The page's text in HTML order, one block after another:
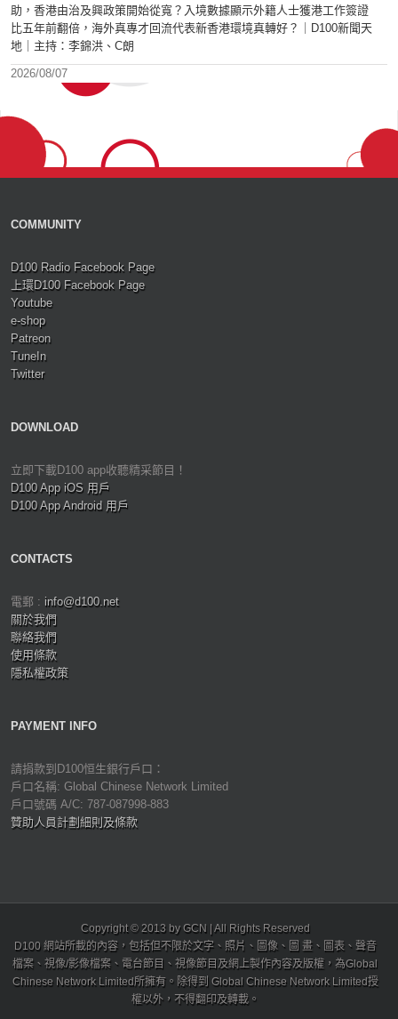
助，香港由治及興政策開始從寬？入境數據顯示外籍人士獲港工作簽證
比五年前翻倍，海外真專才回流代表新香港環境真轉好？｜D100新聞天
地｜主持：李錦洪、C朗
2026/08/07
COMMUNITY
D100 Radio Facebook Page
上環D100 Facebook Page
Youtube
e-shop
Patreon
TuneIn
Twitter
DOWNLOAD
立即下載D100 app收聽精采節目！
D100 App iOS 用戶
D100 App Android 用戶
CONTACTS
電郵 : info@d100.net
關於我們
聯絡我們
使用條款
隱私權政策
PAYMENT INFO
請捐款到D100恒生銀行戶口：
戶口名稱: Global Chinese Network Limited
戶口號碼 A/C: 787-087998-883
贊助人員計劃細則及條款
Copyright © 2013 by GCN | All Rights Reserved
D100 網站所載的內容，包括但不限於文字、照片、圖像、圖 畫、圖表、聲音
檔案、視像/影像檔案、電台節目、視像節目及網上製作內容及版權，為Global
Chinese Network Limited所擁有。除得到 Global Chinese Network Limited授
權以外，不得翻印及轉載。